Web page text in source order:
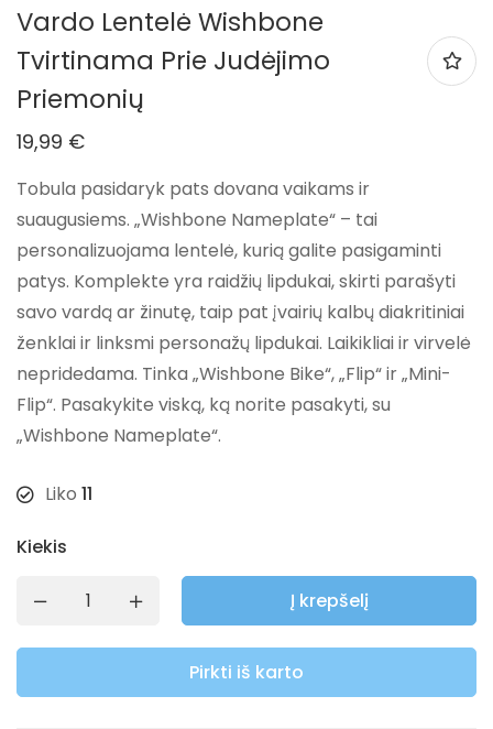
Vardo Lentelė Wishbone
Tvirtinama Prie Judėjimo
Priemonių
19,99 €
Tobula pasidaryk pats dovana vaikams ir
suaugusiems. „Wishbone Nameplate“ – tai
personalizuojama lentelė, kurią galite pasigaminti
patys. Komplekte yra raidžių lipdukai, skirti parašyti
savo vardą ar žinutę, taip pat įvairių kalbų diakritiniai
ženklai ir linksmi personažų lipdukai. Laikikliai ir virvelė
nepridedama. Tinka „Wishbone Bike“, „Flip“ ir „Mini-
Flip“. Pasakykite viską, ką norite pasakyti, su
„Wishbone Nameplate“.
Liko 11
Kiekis
Į krepšelį
Pirkti iš karto